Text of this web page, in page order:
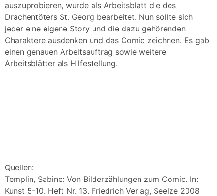
auszuprobieren, wurde als Arbeitsblatt die des
Drachentöters St. Georg bearbeitet. Nun sollte sich
jeder eine eigene Story und die dazu gehörenden
Charaktere ausdenken und das Comic zeichnen. Es gab
einen genauen Arbeitsauftrag sowie weitere
Arbeitsblätter als Hilfestellung.
Quellen:
Templin, Sabine: Von Bilderzählungen zum Comic. In:
Kunst 5-10. Heft Nr. 13. Friedrich Verlag, Seelze 2008